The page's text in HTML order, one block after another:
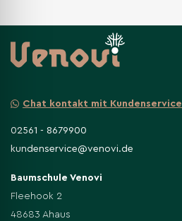
Chat kontakt mit Kundenservice
02561 - 8679900
kundenservice@venovi.de
Baumschule Venovi
Fleehook 2
48683 Ahaus